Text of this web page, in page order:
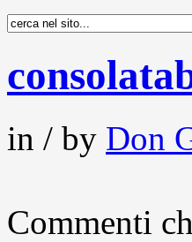
in / by Don
Commenti